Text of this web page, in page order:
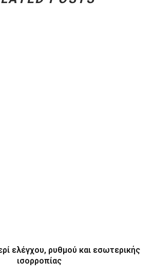
ελέγχου, ρυθμού και εσωτερικής
ισορροπίας